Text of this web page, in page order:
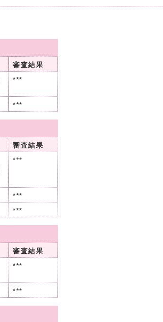
審査結果
***
***
審査結果
***
***
***
審査結果
***
***